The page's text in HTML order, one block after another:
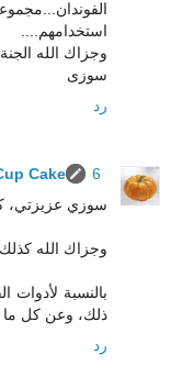
استخدامهم....
وجزاك الله
سوزى
رد
Cake
6 أبريل 2012 في 12:17 م
سوزي عزيزتي،
وجزاك الله
بالنسبة
ذلك، وعن كل ما
رد